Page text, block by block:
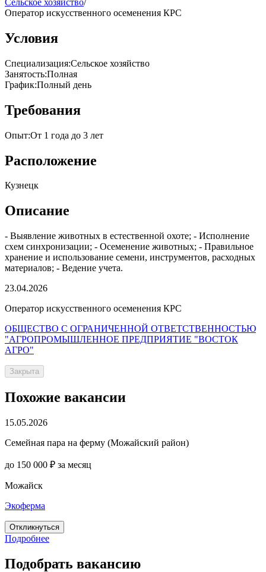
Сельское хозяйство/
Оператор искусственного осеменения КРС
Условия
Специализация:Сельское хозяйство
Занятость:Полная
График:Полный день
Требования
Опыт:От 1 года до 3 лет
Расположение
Кузнецк
Описание
- Выявление животных в естественной охоте; - Исполнение
схем синхронизации; - Осеменение животных; - Правильное
хранение и использование семени, инструментов, расходных
материалов; - Ведение учета.
23.04.2026
Оператор искусственного осеменения КРС
ОБЩЕСТВО С ОГРАНИЧЕННОЙ ОТВЕТСТВЕННОСТЬЮ
"АГРОПРОМЫШЛЕННОЕ ПРЕДПРИЯТИЕ "ВОСТОК
АГРО"
Закрыта
Похожие вакансии
15.05.2026
Семейная пара на ферму (Можайский район)
до 150 000 ₽ за месяц
Можайск
Экоферма
Откликнуться
Подробнее
Подобрать вакансию